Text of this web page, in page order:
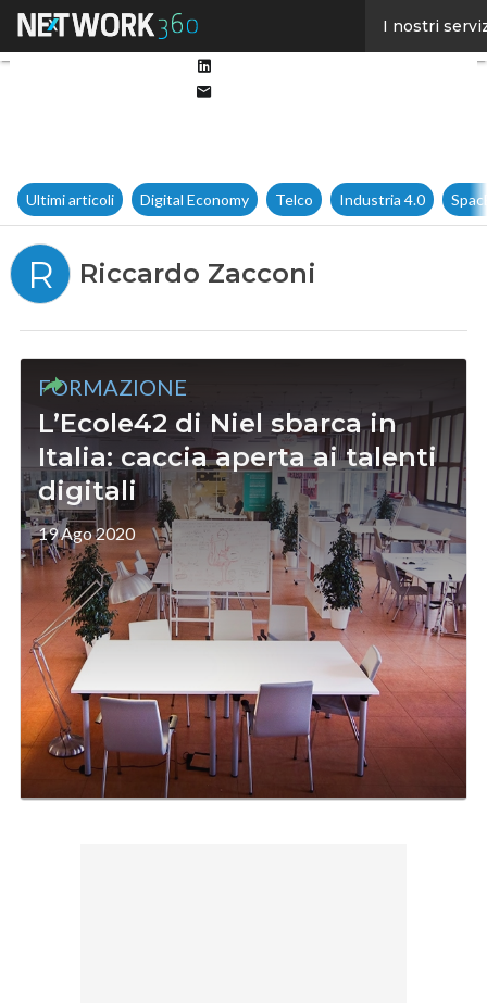
I nostri
Ultimi articoli Digital Economy Telco Industria 4.0
R Riccardo Zacconi
FORMAZIONE
L’Ecole42 di Niel sbarca in
Italia: caccia aperta ai talenti
digitali
19 Ago 2020